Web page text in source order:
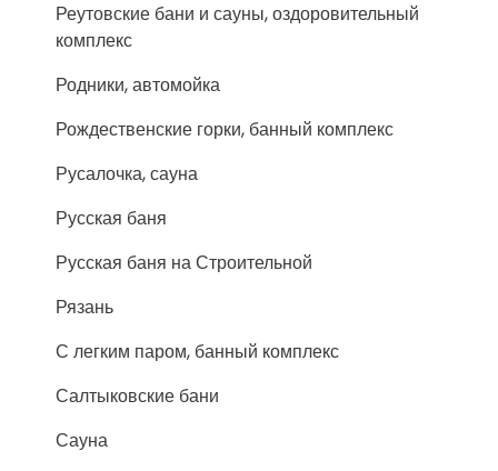
Реутовские бани и сауны, оздоровительный
комплекс
Родники, автомойка
Рождественские горки, банный комплекс
Русалочка, сауна
Русская баня
Русская баня на Строительной
Рязань
С легким паром, банный комплекс
Салтыковские бани
Сауна